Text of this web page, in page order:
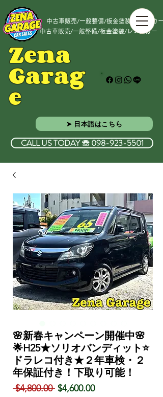
中古車販売/一般整備/板金塗装/レンタカー
Zena
Garag
e
CALL US TODAY ☏ 098-923-5501
中古車販売/一般整備/板金塗装/レンタカー
➤ 日本語はこちら
🌸新春キャンペーン開催中🌸
🌟H25★ソリオバンディット⭐
ドラレコ付き★２年車検・２
年保証付き！下取り可能！
$4,800.00 通
$4,600.00セ